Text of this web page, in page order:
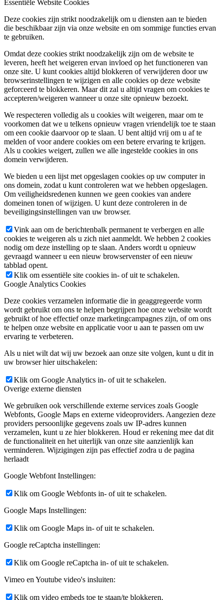
Essentiële Website Cookies
Deze cookies zijn strikt noodzakelijk om u diensten aan te bieden
die beschikbaar zijn via onze website en om sommige functies ervan
te gebruiken.
Omdat deze cookies strikt noodzakelijk zijn om de website te
leveren, heeft het weigeren ervan invloed op het functioneren van
onze site. U kunt cookies altijd blokkeren of verwijderen door uw
browserinstellingen te wijzigen en alle cookies op deze website
geforceerd te blokkeren. Maar dit zal u altijd vragen om cookies te
accepteren/weigeren wanneer u onze site opnieuw bezoekt.
We respecteren volledig als u cookies wilt weigeren, maar om te
voorkomen dat we u telkens opnieuw vragen vriendelijk toe te staan
om een cookie daarvoor op te slaan. U bent altijd vrij om u af te
melden of voor andere cookies om een betere ervaring te krijgen.
Als u cookies weigert, zullen we alle ingestelde cookies in ons
domein verwijderen.
We bieden u een lijst met opgeslagen cookies op uw computer in
ons domein, zodat u kunt controleren wat we hebben opgeslagen.
Om veiligheidsredenen kunnen we geen cookies van andere
domeinen tonen of wijzigen. U kunt deze controleren in de
beveiligingsinstellingen van uw browser.
Vink aan om de berichtenbalk permanent te verbergen en alle
cookies te weigeren als u zich niet aanmeldt. We hebben 2 cookies
nodig om deze instelling op te slaan. Anders wordt u opnieuw
gevraagd wanneer u een nieuw browservenster of een nieuw
tabblad opent.
Klik om essentiële site cookies in- of uit te schakelen.
Google Analytics Cookies
Deze cookies verzamelen informatie die in geaggregeerde vorm
wordt gebruikt om ons te helpen begrijpen hoe onze website wordt
gebruikt of hoe effectief onze marketingcampagnes zijn, of om ons
te helpen onze website en applicatie voor u aan te passen om uw
ervaring te verbeteren.
Als u niet wilt dat wij uw bezoek aan onze site volgen, kunt u dit in
uw browser hier uitschakelen:
Klik om Google Analytics in- of uit te schakelen.
Overige externe diensten
We gebruiken ook verschillende externe services zoals Google
Webfonts, Google Maps en externe videoproviders. Aangezien deze
providers persoonlijke gegevens zoals uw IP-adres kunnen
verzamelen, kunt u ze hier blokkeren. Houd er rekening mee dat dit
de functionaliteit en het uiterlijk van onze site aanzienlijk kan
verminderen. Wijzigingen zijn pas effectief zodra u de pagina
herlaadt
Google Webfont Instellingen:
Klik om Google Webfonts in- of uit te schakelen.
Google Maps Instellingen:
Klik om Google Maps in- of uit te schakelen.
Google reCaptcha instellingen:
Klik om Google reCaptcha in- of uit te schakelen.
Vimeo en Youtube video's insluiten:
Klik om video embeds toe te staan/te blokkeren.